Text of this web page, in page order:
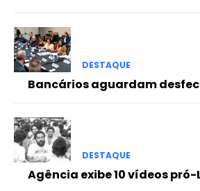
DESTAQUE
Bancários aguardam
DESTAQUE
Agência exibe 10 vídeos pró-